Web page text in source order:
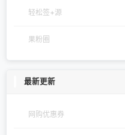
轻松签+源
果粉圈
最新更新
网购优惠券